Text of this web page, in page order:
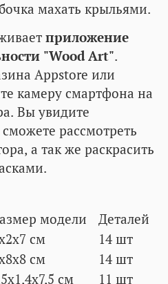
махать крыльями.
приложение
"Wood Art".
Appstore или
камеру смартфона на
Вы увидите
рассмотреть
а так же раскрасить
модели
Деталей
см
14 шт
см
14 шт
см
11 шт